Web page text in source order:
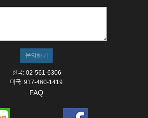
한국: 02-561-6306
미국: 917-460-1419
FAQ